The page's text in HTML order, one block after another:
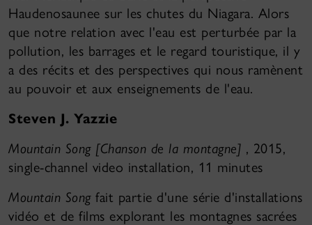
Haudenosaunee sur les chutes du Niagara. Alors
que notre relation avec l'eau est perturbée par la
pollution, les barrages et le regard touristique, il y
a des récits et des perspectives qui nous ramènent
au pouvoir et aux enseignements de l'eau.
Steven J. Yazzie
Mountain Song [Chanson de la montagne] , 2015,
single-channel video installation, 11 minutes
Mountain Songfait partie d'une série d'installations
vidéo et de films explorant les montagnes sacrées